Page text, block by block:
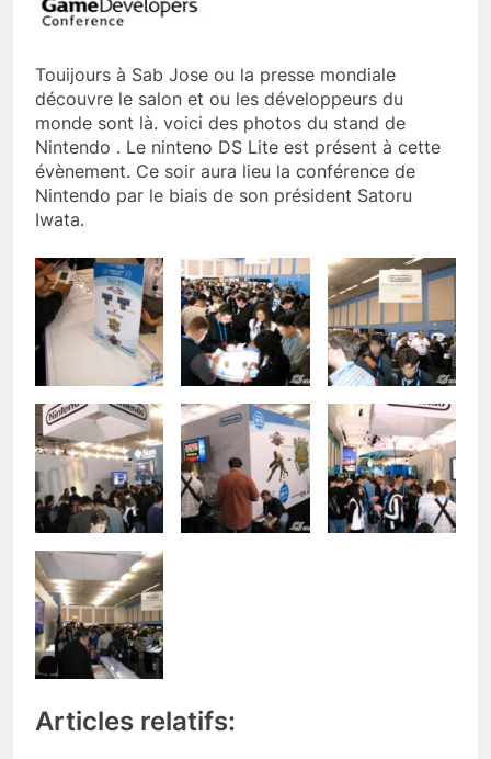
Touijours à Sab Jose ou la presse mondiale
découvre le salon et ou les développeurs du
monde sont là. voici des photos du stand de
Nintendo . Le ninteno DS Lite est présent à cette
évènement. Ce soir aura lieu la conférence de
Nintendo par le biais de son président Satoru
Iwata.
Articles relatifs: